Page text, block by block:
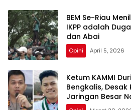
BEM Se-Riau
IKPP adalah
dan Abai
Opini April 5, 2026
Ketum KAMMI
Bengkalis,
Jaringan Besar